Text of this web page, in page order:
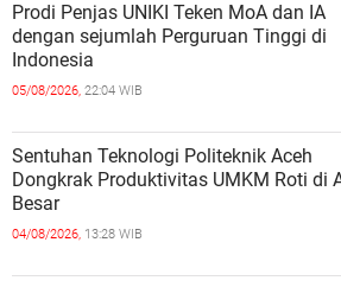
Prodi Penjas UNIKI Teken MoA dan IA
dengan sejumlah Perguruan Tinggi di
Indonesia
05/08/2026, 22:04 WIB
Sentuhan Teknologi Politeknik Aceh
Dongkrak Produktivitas UMKM Roti di
Besar
04/08/2026, 13:28 WIB